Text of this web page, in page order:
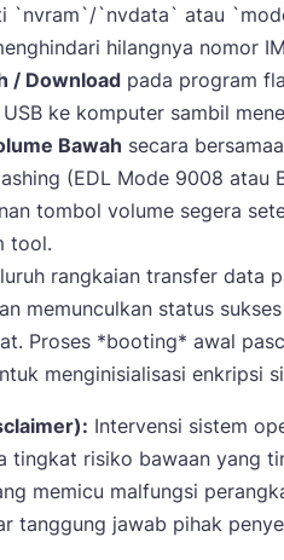
`nvram`/`nvdata` atau
hilangnya nomor
/ Download pada program
ke komputer sambil
Bawah secara
(EDL Mode 9008 atau
tombol volume segera
tool.
rangkaian transfer data
memunculkan status sukses
Proses *booting* awal
menginisialisasi enkripsi
Intervensi sistem
tingkat risiko bawaan yang
memicu malfungsi
tanggung jawab pihak